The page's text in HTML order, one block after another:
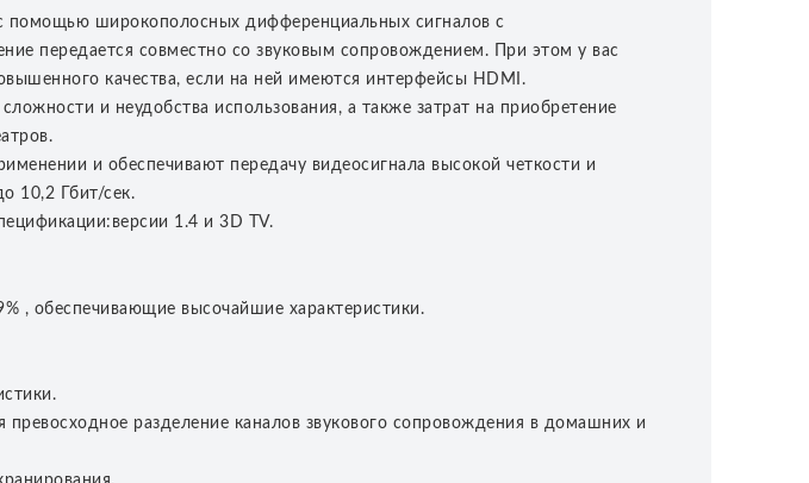
помощью широкополосных дифференциальных сигналов с
передается совместно со звуковым сопровождением. При этом у вас
качества, если на ней имеются интерфейсы HDMI.
и неудобства использования, а также затрат на приобретение
и обеспечивают передачу видеосигнала высокой четкости и
10,2 Гбит/сек.
1.4 и 3D TV.
, обеспечивающие высочайшие характеристики.
разделение каналов звукового сопровождения в домашних и